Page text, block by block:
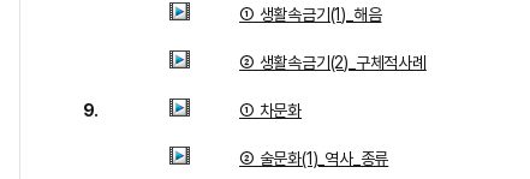
① 생활속금기(1)_해음
② 생활속금기(2)_구체적사례
9. ① 차문화
② 술문화(1)_역사_종류